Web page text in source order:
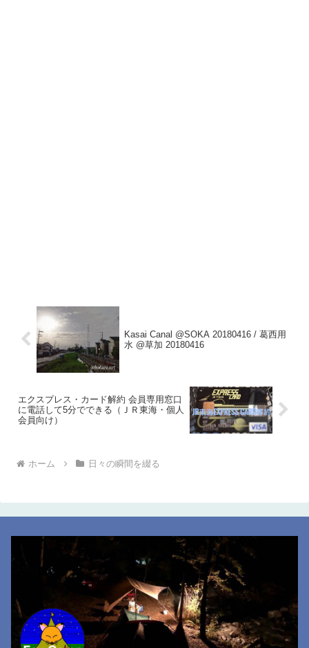
Kasai Canal @SOKA 20180416 / 葛西用
水 @草加 20180416
エクスプレス・カード解約 会員専用窓口
に電話して5分でできる（ＪＲ東海・個人
会員向け）
ホーム 日々の瞬間を綴る